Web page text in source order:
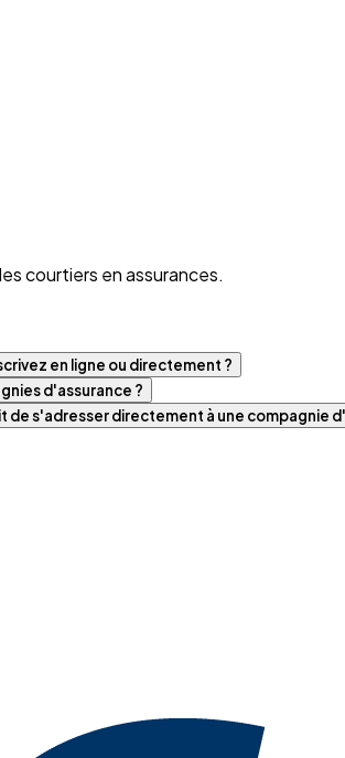
courtiers en assurances.
en ligne ou directement ?
d'assurance ?
s'adresser directement à une compagnie